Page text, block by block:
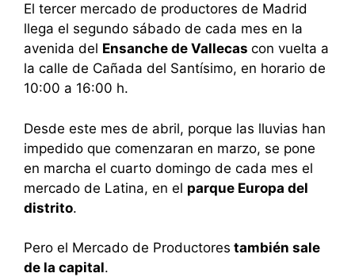
El tercer mercado de productores de Madrid
llega el segundo sábado de cada mes en la
avenida del Ensanche de Vallecas con vuelta a
la calle de Cañada del Santísimo, en horario de
10:00 a 16:00 h.
Desde este mes de abril, porque las lluvias han
impedido que comenzaran en marzo, se pone
en marcha el cuarto domingo de cada mes el
mercado de Latina, en el parque Europa del
distrito.
Pero el Mercado de Productores también sale
de la capital.